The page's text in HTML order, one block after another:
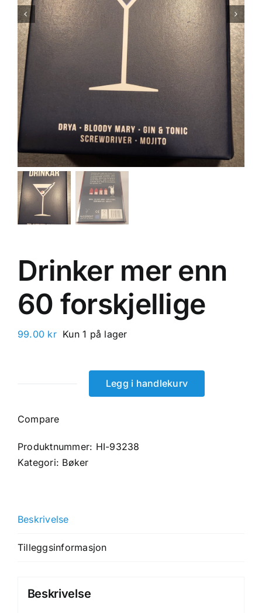
Drinker mer enn
60 forskjellige
99.00 kr Kun 1 på lager
enn
forskjellige
antall
Legg i handlekurv
Compare
Produktnummer: HI-93238
Kategori: Bøker
Beskrivelse
Tilleggsinformasjon
Beskrivelse